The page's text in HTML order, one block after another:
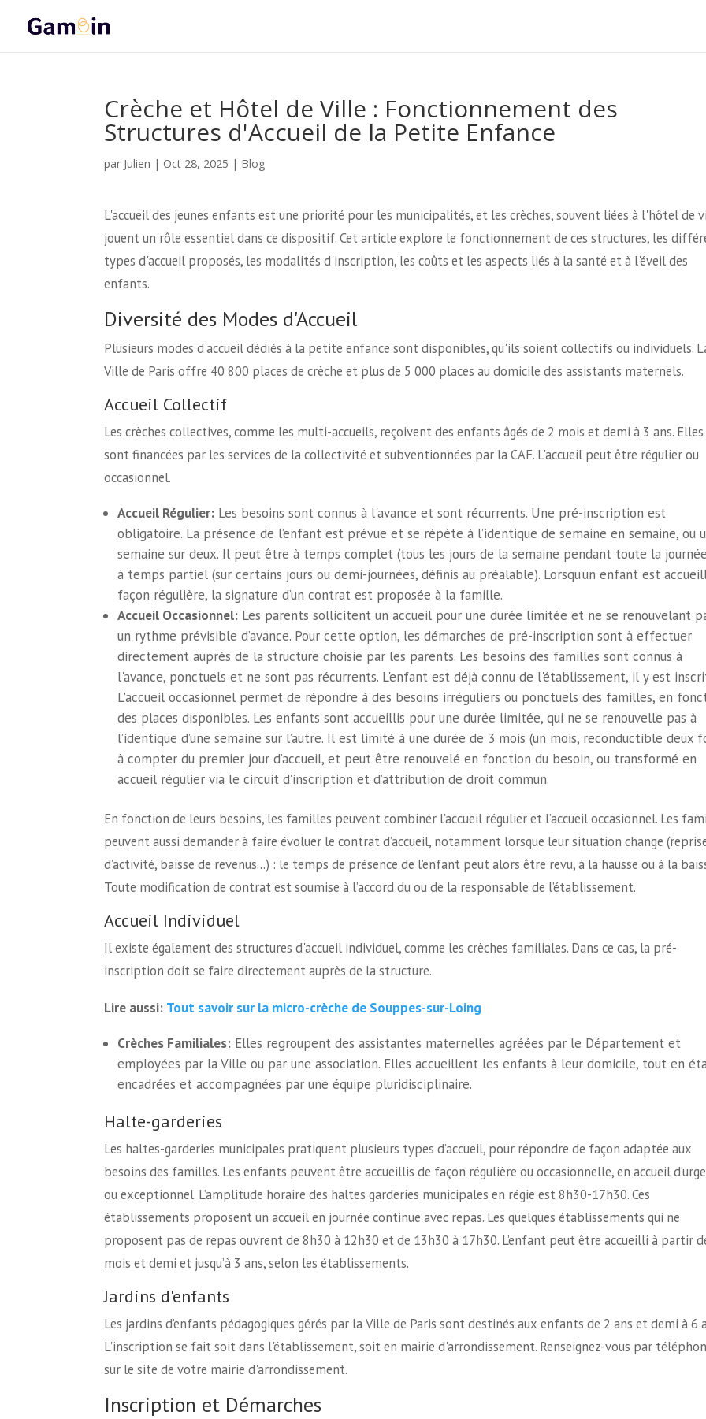
Crèche et Hôtel de Ville : Fonctionnement des
Structures d'Accueil de la Petite Enfance
par Julien | Oct 28, 2025 | Blog
L'accueil des jeunes enfants est une priorité pour les municipalités, et les crèches, souvent liées à l'hôtel de
jouent un rôle essentiel dans ce dispositif. Cet article explore le fonctionnement de ces structures, les
types d'accueil proposés, les modalités d'inscription, les coûts et les aspects liés à la santé et à l'éveil des
enfants.
Diversité des Modes d'Accueil
Plusieurs modes d'accueil dédiés à la petite enfance sont disponibles, qu'ils soient collectifs ou individuels.
Ville de Paris offre 40 800 places de crèche et plus de 5 000 places au domicile des assistants maternels.
Accueil Collectif
Les crèches collectives, comme les multi-accueils, reçoivent des enfants âgés de 2 mois et demi à 3 ans. Elles
sont financées par les services de la collectivité et subventionnées par la CAF. L'accueil peut être régulier ou
occasionnel.
Accueil Régulier:Les besoins sont connus à l'avance et sont récurrents. Une pré-inscription est
obligatoire. La présence de l’enfant est prévue et se répète à l’identique de semaine en semaine, ou
semaine sur deux. Il peut être à temps complet (tous les jours de la semaine pendant toute la
à temps partiel (sur certains jours ou demi-journées, définis au préalable). Lorsqu’un enfant est
façon régulière, la signature d’un contrat est proposée à la famille.
Accueil Occasionnel:Les parents sollicitent un accueil pour une durée limitée et ne se renouvelant
un rythme prévisible d’avance. Pour cette option, les démarches de pré-inscription sont à effectuer
directement auprès de la structure choisie par les parents. Les besoins des familles sont connus à
l'avance, ponctuels et ne sont pas récurrents. L'enfant est déjà connu de l'établissement, il y est
L'accueil occasionnel permet de répondre à des besoins irréguliers ou ponctuels des familles, en
des places disponibles. Les enfants sont accueillis pour une durée limitée, qui ne se renouvelle pas à
l’identique d’une semaine sur l’autre. Il est limité à une durée de 3 mois (un mois, reconductible deux
à compter du premier jour d’accueil, et peut être renouvelé en fonction du besoin, ou transformé en
accueil régulier via le circuit d’inscription et d’attribution de droit commun.
En fonction de leurs besoins, les familles peuvent combiner l’accueil régulier et l’accueil occasionnel. Les
peuvent aussi demander à faire évoluer le contrat d’accueil, notamment lorsque leur situation change
d’activité, baisse de revenus…) : le temps de présence de l’enfant peut alors être revu, à la hausse ou à la
Toute modification de contrat est soumise à l’accord du ou de la responsable de l’établissement.
Accueil Individuel
Il existe également des structures d'accueil individuel, comme les crèches familiales. Dans ce cas, la pré-
inscription doit se faire directement auprès de la structure.
Lire aussi: Tout savoir sur la micro-crèche de Souppes-sur-Loing
Crèches Familiales:Elles regroupent des assistantes maternelles agréées par le Département et
employées par la Ville ou par une association. Elles accueillent les enfants à leur domicile, tout en
encadrées et accompagnées par une équipe pluridisciplinaire.
Halte-garderies
Les haltes-garderies municipales pratiquent plusieurs types d’accueil, pour répondre de façon adaptée aux
besoins des familles. Les enfants peuvent être accueillis de façon régulière ou occasionnelle, en accueil
ou exceptionnel. L’amplitude horaire des haltes garderies municipales en régie est 8h30-17h30. Ces
établissements proposent un accueil en journée continue avec repas. Les quelques établissements qui ne
proposent pas de repas ouvrent de 8h30 à 12h30 et de 13h30 à 17h30. L’enfant peut être accueilli à partir
mois et demi et jusqu’à 3 ans, selon les établissements.
Jardins d'enfants
Les jardins d’enfants pédagogiques gérés par la Ville de Paris sont destinés aux enfants de 2 ans et demi à 6
L'inscription se fait soit dans l'établissement, soit en mairie d'arrondissement. Renseignez-vous par
sur le site de votre mairie d'arrondissement.
Inscription et Démarches